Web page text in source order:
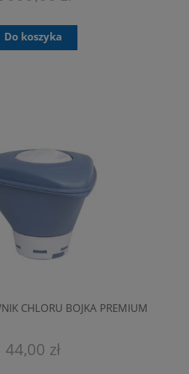
Do koszyka
CHLORU BOJKA PREMIUM
44,00 zł